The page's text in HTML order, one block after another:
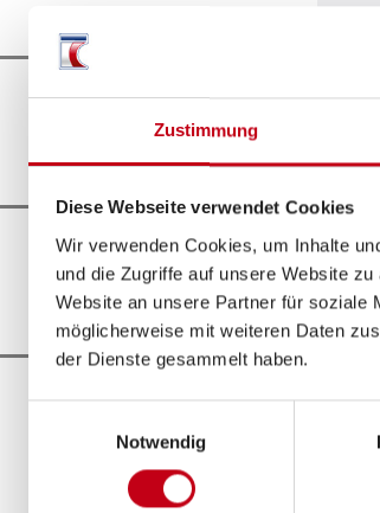
Zustimmung
Diese Webseite verwendet Cookies
Wir verwenden Cookies, um Inhalte
und die Zugriffe auf unsere Website
Website an unsere Partner für soziale
möglicherweise mit weiteren Daten
der Dienste gesammelt haben.
Notwendig
not-visible
–